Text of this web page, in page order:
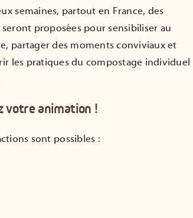
semaines, partout en France, des
proposées pour sensibiliser au
partager des moments conviviaux et
les pratiques du compostage individuel
votre animation !
sont possibles :